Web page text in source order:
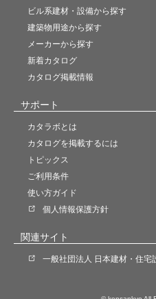
ビル系建材・設備から探す
建築物用途から探す
メーカーから探す
新着カタログ
カタログ掲載情報
サポート
カタラボとは
カタログを掲載するには
トピックス
ご利用条件
使い方ガイド
個人情報保護方針
関連サイト
一般社団法人 日本建材・住宅